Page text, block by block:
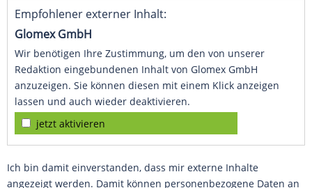
Empfohlener externer Inhalt:
Glomex GmbH
Wir benötigen Ihre Zustimmung, um den von unserer
Redaktion eingebundenen Inhalt von Glomex GmbH
anzuzeigen. Sie können diesen mit einem Klick anzeigen
lassen und auch wieder deaktivieren.
jetzt aktivieren
Ich bin damit einverstanden, dass mir externe Inhalte
angezeigt werden. Damit können personenbezogene Daten an